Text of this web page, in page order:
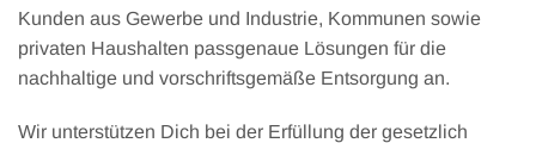
Kunden aus Gewerbe und Industrie, Kommunen sowie
privaten Haushalten passgenaue Lösungen für die
nachhaltige und vorschriftsgemäße Entsorgung an.
Wir unterstützen Dich bei der Erfüllung der gesetzlich